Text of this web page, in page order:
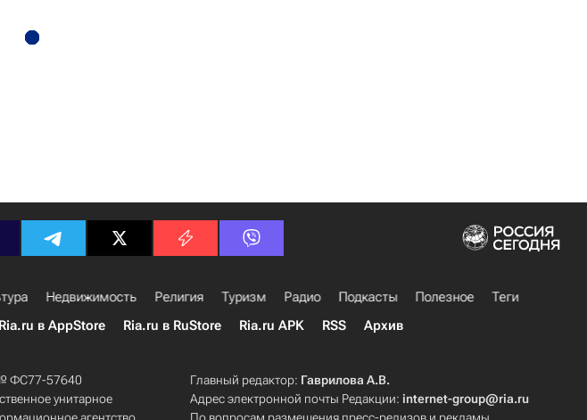
Недвижимость Религия Туризм Радио Подкасты Полезное
Теги
Ria.ru в AppStore Ria.ru в RuStore Ria.ru APK RSS Архив
№ ФС77-57640
унитарное
Главный редактор: Гаврилова А.В.
Адрес электронной почты Редакции:internet-group@ria.ru